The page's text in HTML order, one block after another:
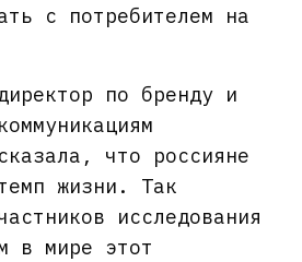
с потребителем на
по бренду и
что россияне
жизни. Так
исследования
в мире этот